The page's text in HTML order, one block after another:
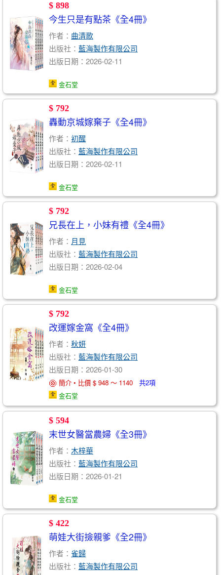
$ 898
今生只是有點茶《全4冊》
作者： 曲清歌
出版社： 藍海製作有限公司
出版日期：2026-02-11
金石堂
$ 792
轟動京城嫁棄子《全4冊》
作者： 初醒
出版社： 藍海製作有限公司
出版日期：2026-02-11
金石堂
$ 792
兄長在上，小妹有禮《全4冊》
作者： 月見
出版社： 藍海製作有限公司
出版日期：2026-02-04
金石堂
$ 792
改運嫁金窩《全4冊》
作者： 秋妍
出版社： 藍海製作有限公司
出版日期：2026-01-30
簡介 • 比價 $ 948 ～ 1140 共2項
金石堂
$ 594
末世女醫當農婦《全3冊》
作者： 木梓華
出版社： 藍海製作有限公司
出版日期：2026-01-21
金石堂
$ 422
萌娃大街撿親爹《全2冊》
作者： 雀歸
出版社： 藍海製作有限公司